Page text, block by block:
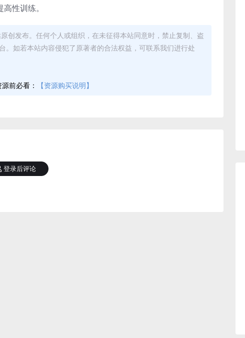
性训练。
创发布。任何个人或组织，在未征得本站同意时，禁止复制、盗
。如若本站内容侵犯了原著者的合法权益，可联系我们进行处
前必看： 【资源购买说明】
登录后评论